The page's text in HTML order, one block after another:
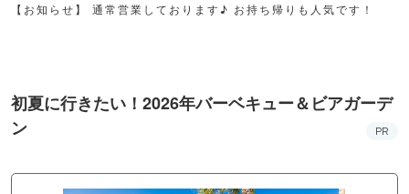
【お知らせ】 通常営業しております♪ お持ち帰りも人気です！
初夏に行きたい！2026年バーベキュー＆ビアガーデ
ン
PR